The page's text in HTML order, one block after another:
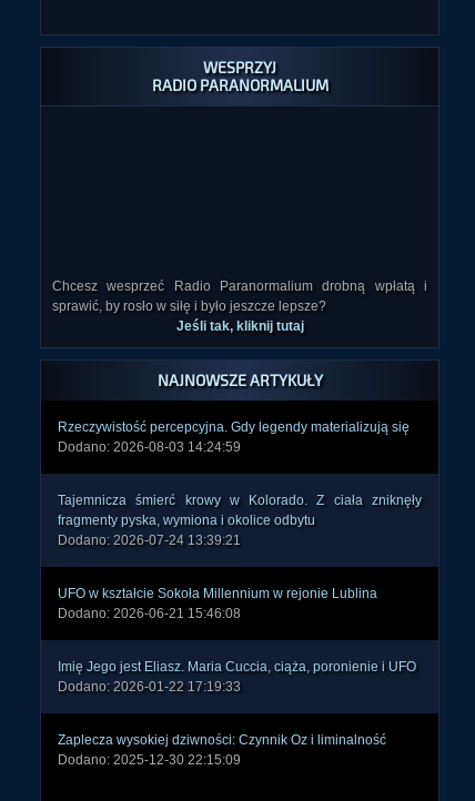
WESPRZYJ
RADIO PARANORMALIUM
Chcesz wesprzeć Radio Paranormalium drobną wpłatą i
sprawić, by rosło w siłę i było jeszcze lepsze?
Jeśli tak, kliknij tutaj
NAJNOWSZE ARTYKUŁY
Rzeczywistość percepcyjna. Gdy legendy materializują się
Dodano: 2026-08-03 14:24:59
Tajemnicza śmierć krowy w Kolorado. Z ciała zniknęły
fragmenty pyska, wymiona i okolice odbytu
Dodano: 2026-07-24 13:39:21
UFO w kształcie Sokoła Millennium w rejonie Lublina
Dodano: 2026-06-21 15:46:08
Imię Jego jest Eliasz. Maria Cuccia, ciąża, poronienie i UFO
Dodano: 2026-01-22 17:19:33
Zaplecza wysokiej dziwności: Czynnik Oz i liminalność
Dodano: 2025-12-30 22:15:09